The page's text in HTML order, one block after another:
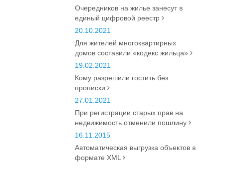
Очередников на жилье занесут в
единый цифровой реестр
20.10.2021
Для жителей многоквартирных
домов составили «кодекс жильца»
19.02.2021
Кому разрешили гостить без
прописки
27.01.2021
При регистрации старых прав на
недвижимость отменили пошлину
16.11.2015
Автоматическая выгрузка объектов в
формате XML